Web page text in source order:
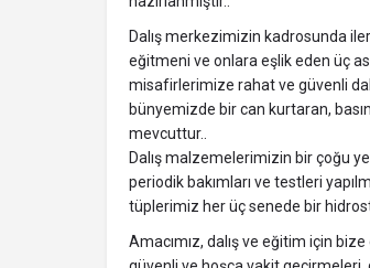
Dalış merkezimizin kadrosunda
eğitmeni ve onlara eşlik eden üç
misafirlerimize rahat ve güvenli
bünyemizde bir can kurtaran,
mevcuttur..
Dalış malzemelerimizin bir çoğu
periodik bakımları ve testleri
tüplerimiz her üç senede bir
Amacımız, dalış ve eğitim için